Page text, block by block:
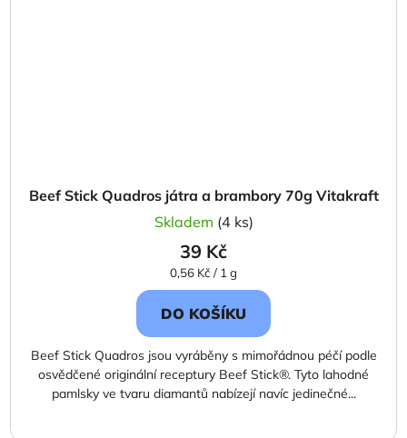
Beef Stick Quadros játra a brambory 70g Vitakraft
Skladem (4 ks)
39 Kč
Měrná
cena:
0,56 Kč / 1 g
DO KOŠÍKU
Beef Stick Quadros jsou vyráběny s mimořádnou péčí podle
osvědčené originální receptury Beef Stick®. Tyto lahodné
pamlsky ve tvaru diamantů nabízejí navíc jedinečné...